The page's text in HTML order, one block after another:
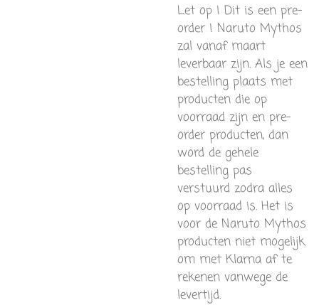
Let op ! Dit is een pre-
order ! Naruto Mythos
zal vanaf maart
leverbaar zijn. Als je een
bestelling plaats met
producten die op
voorraad zijn en pre-
order producten, dan
word de gehele
bestelling pas
verstuurd zodra alles
op voorraad is. Het is
voor de Naruto Mythos
producten niet mogelijk
om met Klarna af te
rekenen vanwege de
levertijd.